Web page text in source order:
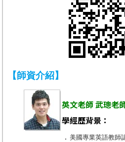
【師資介紹】
英文老師 武璁老
學經歷背景：
．美國專業英語教師